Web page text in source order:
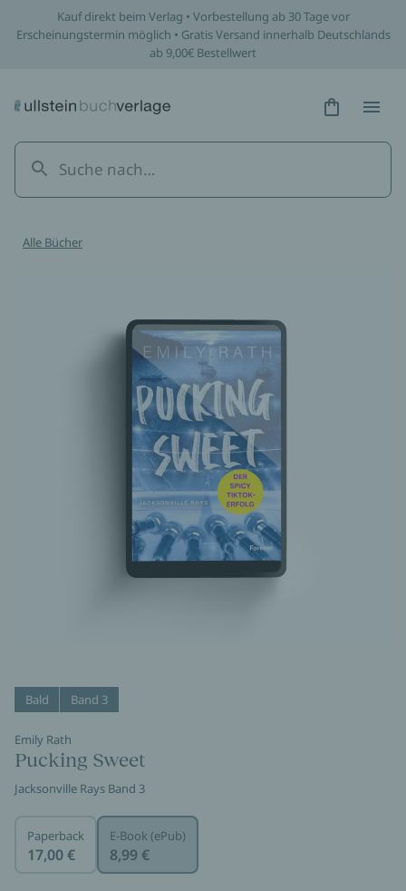
Kauf direkt beim Verlag • Vorbestellung ab 30 Tage vor
Erscheinungstermin möglich • Gratis Versand innerhalb Deutschlands
ab 9,00€ Bestellwert
Hidden
Alle Bücher
Bald Band 3
Emily Rath
Pucking Sweet
Jacksonville Rays Band 3
Paperback
17,00 €
E-Book (ePub)
8,99 €